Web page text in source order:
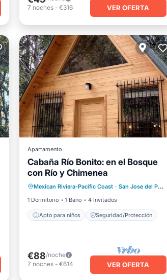
7 noches- €316 VER OFERTA
1.88 mi al centro
Apartamento
Cabaña Río Bonito: en el Bosque
con Río y Chimenea
Mexican Riviera-Pacific Coast · San Jose del Pacifico
1 Dormitorio
1 Baño 4 Invitados
Apto para niños Seguridad/Protección
Apto para niños
Seguridad/Protección
€88/noche
7 noches- €614 VER OFERTA